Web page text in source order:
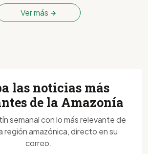
Ver más
las noticias más
de la Amazonía
semanal con lo más relevante de
región amazónica, directo en su
correo.